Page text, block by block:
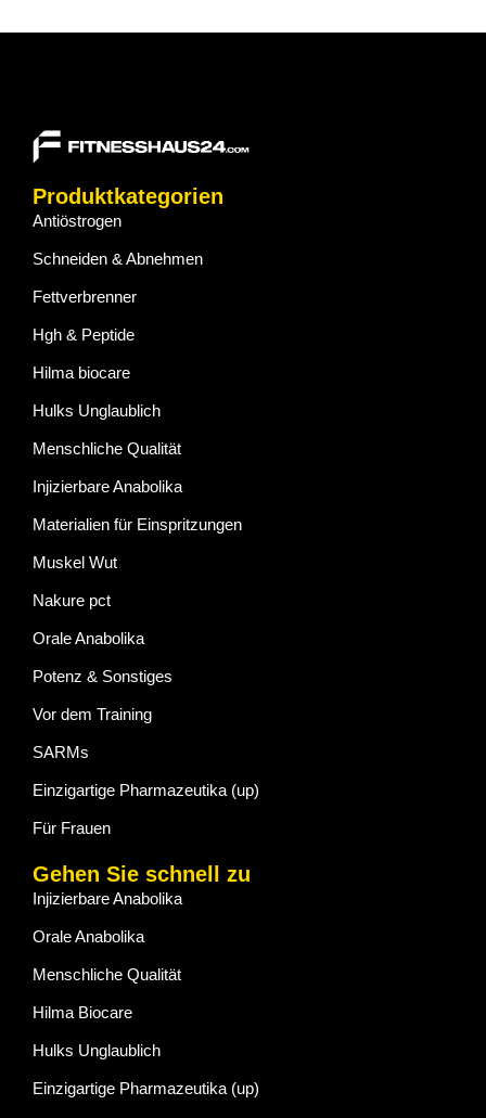
Produktkategorien
Antiöstrogen
Schneiden & Abnehmen
Fettverbrenner
Hgh & Peptide
Hilma biocare
Hulks Unglaublich
Menschliche Qualität
Injizierbare Anabolika
Materialien für Einspritzungen
Muskel Wut
Nakure pct
Orale Anabolika
Potenz & Sonstiges
Vor dem Training
SARMs
Einzigartige Pharmazeutika (up)
Für Frauen
Gehen Sie schnell zu
Injizierbare Anabolika
Orale Anabolika
Menschliche Qualität
Hilma Biocare
Hulks Unglaublich
Einzigartige Pharmazeutika (up)